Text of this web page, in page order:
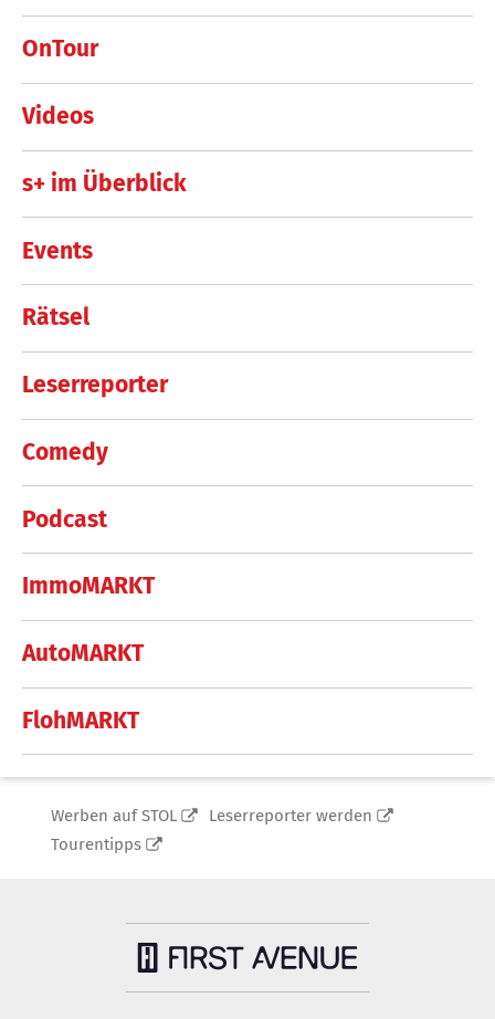
OnTour
Videos
s+ im Überblick
Events
Rätsel
Leserreporter
Comedy
Podcast
ImmoMARKT
AutoMARKT
FlohMARKT
Werben auf STOL
Leserreporter werden
Tourentipps